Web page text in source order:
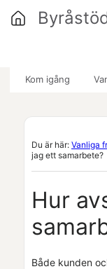
Kom igång
Du är här: Vanliga
jag ett samarbete?
Hur
Både kunden